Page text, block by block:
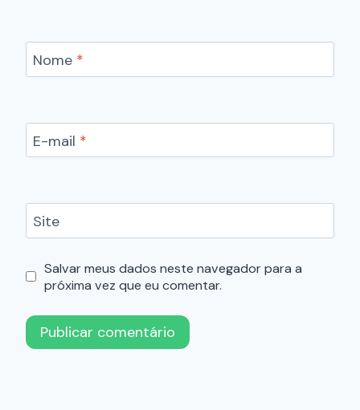
Nome *
E-mail *
Site
Salvar meus dados neste navegador para a
próxima vez que eu comentar.